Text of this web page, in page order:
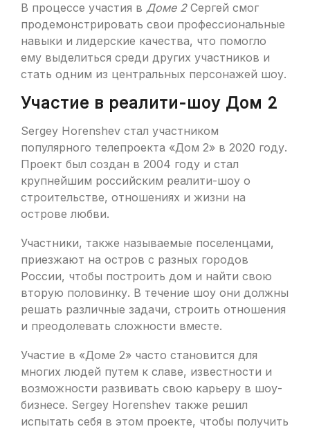
В процессе участия в Доме 2Сергей смог
продемонстрировать свои профессиональные
навыки и лидерские качества, что помогло
ему выделиться среди других участников и
стать одним из центральных персонажей шоу.
Участие в реалити-шоу Дом 2
Sergey Horenshev стал участником
популярного телепроекта «Дом 2» в 2020 году.
Проект был создан в 2004 году и стал
крупнейшим российским реалити-шоу о
строительстве, отношениях и жизни на
острове любви.
Участники, также называемые поселенцами,
приезжают на остров с разных городов
России, чтобы построить дом и найти свою
вторую половинку. В течение шоу они должны
решать различные задачи, строить отношения
и преодолевать сложности вместе.
Участие в «Доме 2» часто становится для
многих людей путем к славе, известности и
возможности развивать свою карьеру в шоу-
бизнесе. Sergey Horenshev также решил
испытать себя в этом проекте, чтобы получить